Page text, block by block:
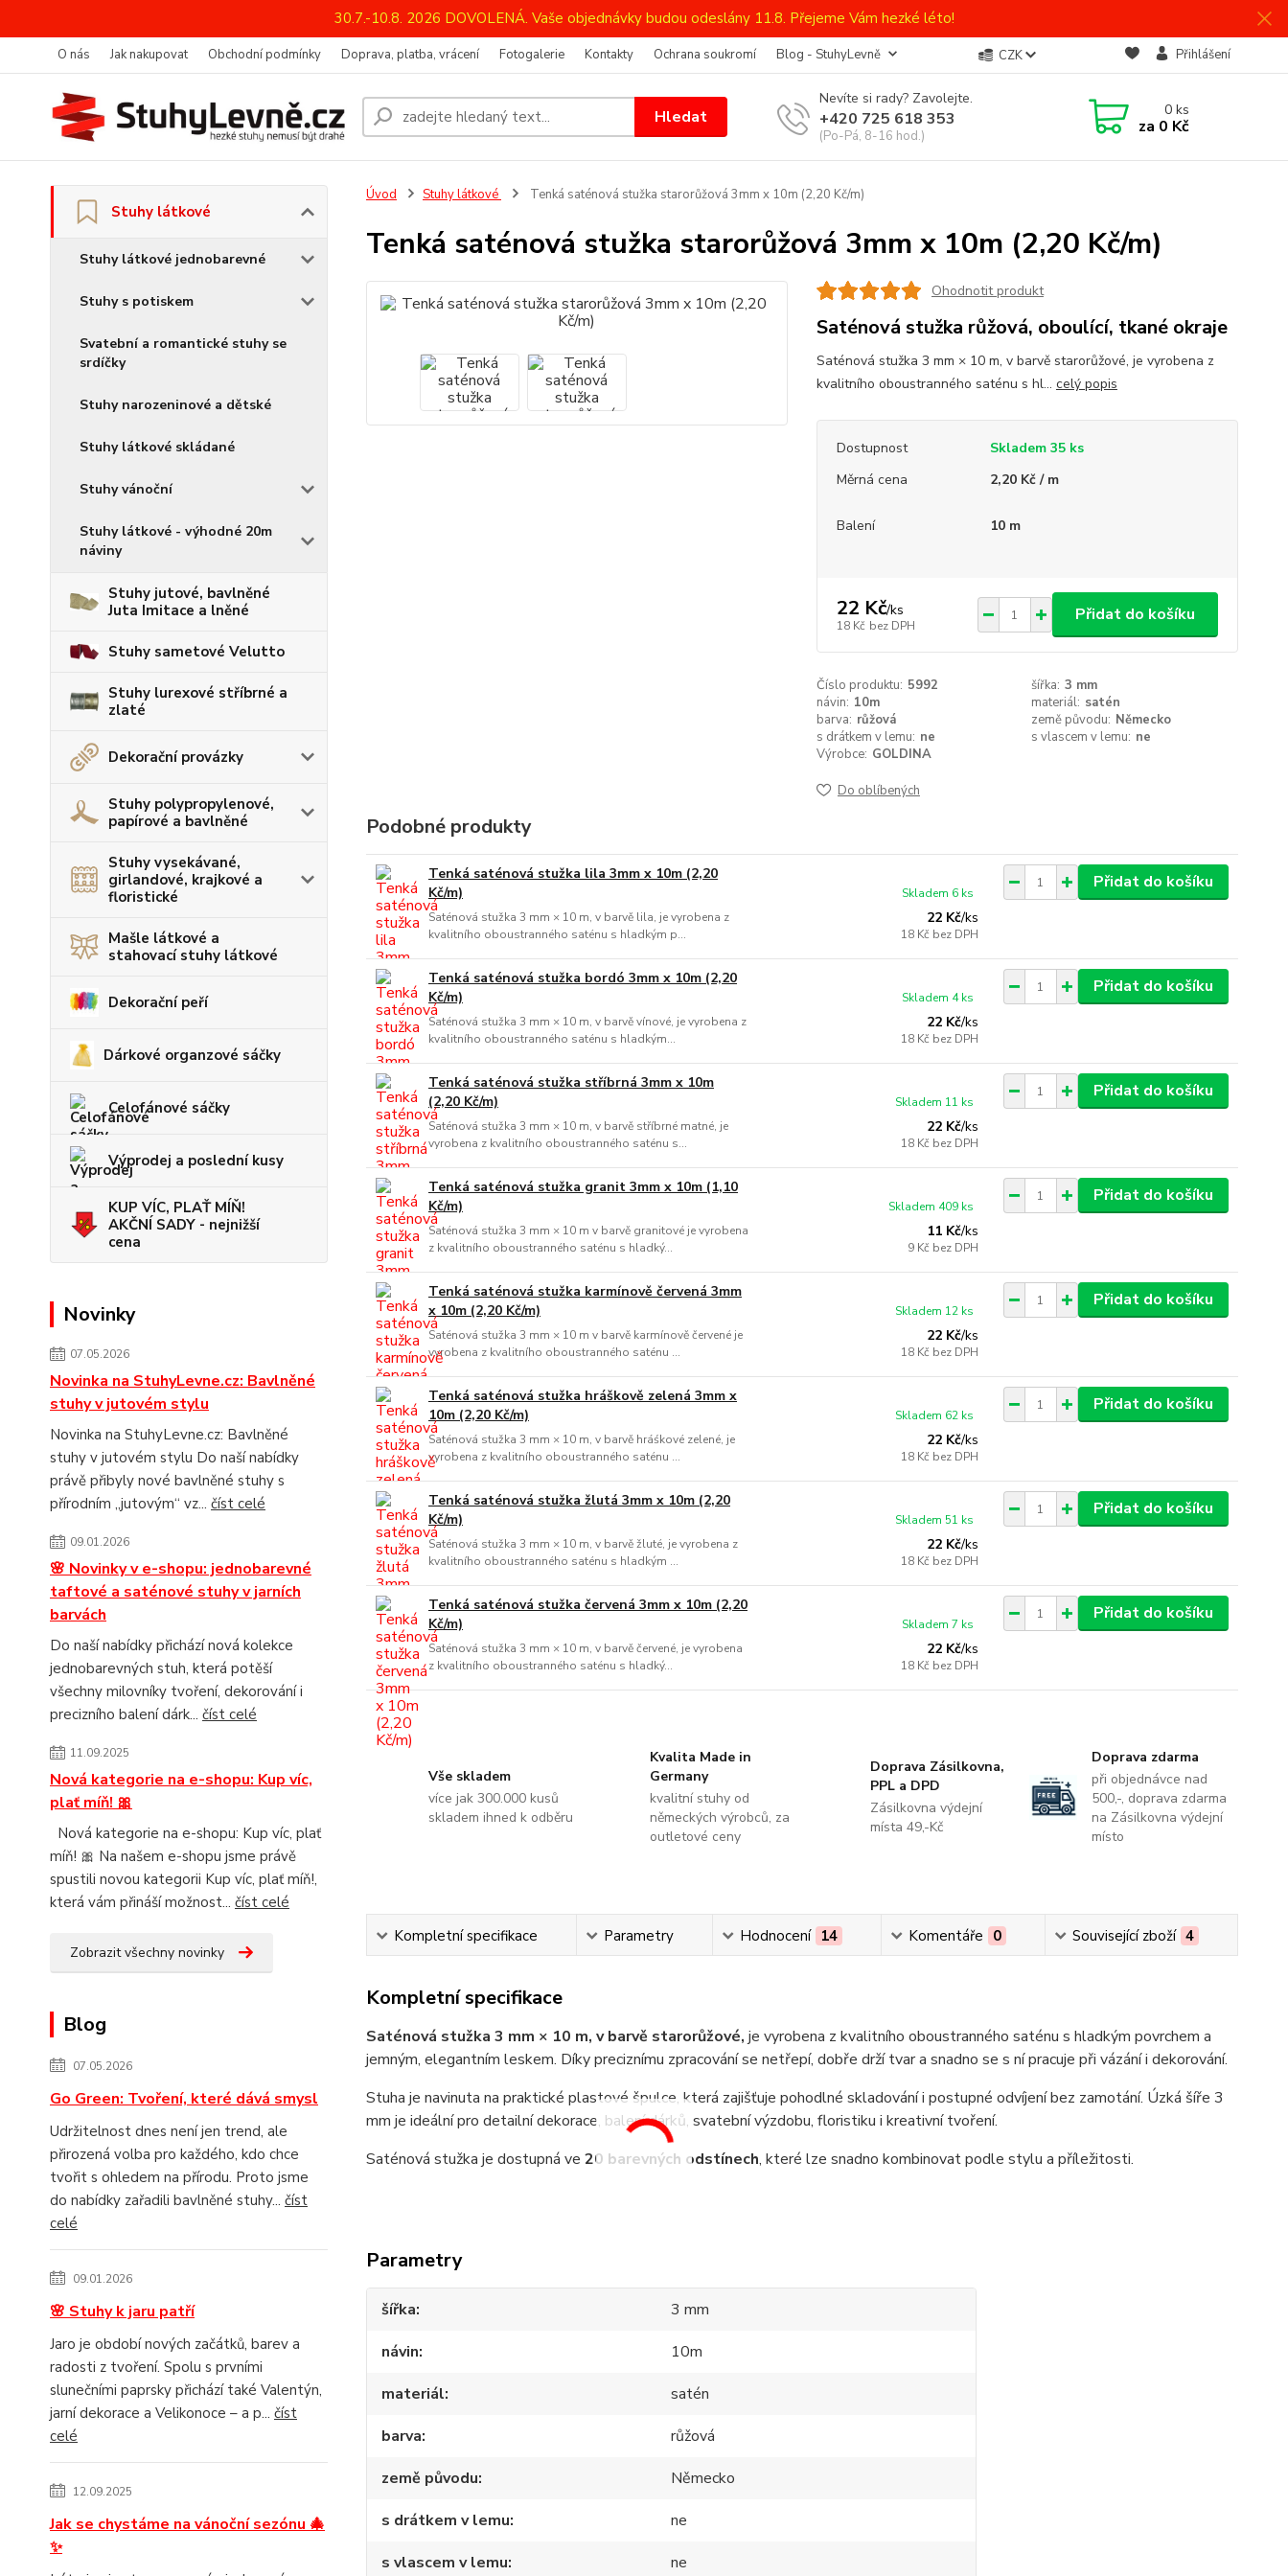
30.7.-10.8. 2026 DOVOLENÁ. Vaše objednávky budou odeslány 11.8. Přejeme Vám hezké léto!
O nás Jak nakupovat Obchodní podmínky Doprava, platba, vrácení Fotogalerie Kontakty Ochrana soukromí Blog - StuhyLevně CZK Přihlášení
Hledat
Nevíte si rady? Zavolejte.
+420 725 618 353
(Po-Pá, 8-16 hod.)
0ks
za 0 Kč
Stuhy látkové
Stuhy látkové jednobarevné
Stuhy s potiskem
Svatební a romantické stuhy se
srdíčky
Stuhy narozeninové a dětské
Stuhy látkové skládané
Stuhy vánoční
Stuhy látkové - výhodné 20m
náviny
Stuhy jutové, bavlněné
Juta Imitace a lněné
Stuhy sametové Velutto
Stuhy lurexové stříbrné a
zlaté
Dekorační provázky
Stuhy polypropylenové,
papírové a bavlněné
Stuhy vysekávané,
girlandové, krajkové a
floristické
Mašle látkové a
stahovací stuhy látkové
Dekorační peří
Dárkové organzové sáčky
Celofánové sáčky
Výprodej a poslední kusy
KUP VÍC, PLAŤ MÍŇ!
AKČNÍ SADY - nejnižší
cena
Novinky
07.05.2026
Novinka na StuhyLevne.cz: Bavlněné
stuhy v jutovém stylu
Novinka na StuhyLevne.cz: Bavlněné
stuhy v jutovém stylu Do naší nabídky
právě přibyly nové bavlněné stuhy s
přírodním „jutovým“ vz... číst celé
09.01.2026
🌸 Novinky v e-shopu: jednobarevné
taftové a saténové stuhy v jarních
barvách
Do naší nabídky přichází nová kolekce
jednobarevných stuh, která potěší
všechny milovníky tvoření, dekorování i
precizního balení dárk... číst celé
11.09.2025
Nová kategorie na e-shopu: Kup víc,
plať míň! 🎀
Nová kategorie na e-shopu: Kup víc, plať
míň! 🎀 Na našem e-shopu jsme právě
spustili novou kategorii Kup víc, plať míň!,
která vám přináší možnost... číst celé
Zobrazit všechny novinky
Blog
07.05.2026
Go Green: Tvoření, které dává smysl
Udržitelnost dnes není jen trend, ale
přirozená volba pro každého, kdo chce
tvořit s ohledem na přírodu. Proto jsme
do nabídky zařadili bavlněné stuhy... číst
celé
09.01.2026
🌸 Stuhy k jaru patří
Jaro je období nových začátků, barev a
radosti z tvoření. Spolu s prvními
slunečními paprsky přichází také Valentýn,
jarní dekorace a Velikonoce – a p... číst
celé
12.09.2025
Jak se chystáme na vánoční sezónu 🎄
✨
Úvod Stuhy látkové Tenká saténová stužka starorůžová 3mm x 10m (2,20 Kč/m)
Tenká saténová stužka starorůžová 3mm x 10m (2,20 Kč/m)
Ohodnotit produkt
Saténová stužka růžová, oboulící, tkané okraje
Saténová stužka 3 mm × 10 m, v barvě starorůžové, je vyrobena z
kvalitního oboustranného saténu s hl... celý popis
Dostupnost
Skladem 35 ks
Měrná cena
2,20 Kč / m
Balení 10 m
22 Kč/ks
18 Kč bez DPH
Přidat do košíku
Číslo produktu: 5992 šířka: 3 mm
návin: 10m materiál: satén
barva: růžová země původu: Německo
s drátkem v lemu: ne s vlascem v lemu: ne
Výrobce: GOLDINA
Do oblíbených
Podobné produkty
Tenká saténová stužka lila 3mm x 10m (2,20
Kč/m)
Saténová stužka 3 mm × 10 m, v barvě lila, je vyrobena z
kvalitního oboustranného saténu s hladkým p...
22 Kč/ks
18 Kč bez DPH
Skladem 6 ks
Přidat do košíku
Tenká saténová stužka bordó 3mm x 10m (2,20
Kč/m)
Saténová stužka 3 mm × 10 m, v barvě vínové, je vyrobena z
kvalitního oboustranného saténu s hladkým...
22 Kč/ks
18 Kč bez DPH
Skladem 4 ks
Přidat do košíku
Tenká saténová stužka stříbrná 3mm x 10m
(2,20 Kč/m)
Saténová stužka 3 mm × 10 m, v barvě stříbrné matné, je
vyrobena z kvalitního oboustranného saténu s...
22 Kč/ks
18 Kč bez DPH
Skladem 11 ks
Přidat do košíku
Tenká saténová stužka granit 3mm x 10m (1,10
Kč/m)
Saténová stužka 3 mm × 10 m v barvě granitové je vyrobena
z kvalitního oboustranného saténu s hladký...
11 Kč/ks
9 Kč bez DPH
Skladem 409 ks
Přidat do košíku
Tenká saténová stužka karmínově červená 3mm
x 10m (2,20 Kč/m)
Saténová stužka 3 mm × 10 m v barvě karmínově červené je
vyrobena z kvalitního oboustranného saténu ...
22 Kč/ks
18 Kč bez DPH
Skladem 12 ks
Přidat do košíku
Tenká saténová stužka hráškově zelená 3mm x
10m (2,20 Kč/m)
Saténová stužka 3 mm × 10 m, v barvě hráśkové zelené, je
vyrobena z kvalitního oboustranného saténu ...
22 Kč/ks
18 Kč bez DPH
Skladem 62 ks
Přidat do košíku
Tenká saténová stužka žlutá 3mm x 10m (2,20
Kč/m)
Saténová stužka 3 mm × 10 m, v barvě žluté, je vyrobena z
kvalitního oboustranného saténu s hladkým ...
22 Kč/ks
18 Kč bez DPH
Skladem 51 ks
Přidat do košíku
Tenká saténová stužka červená 3mm x 10m (2,20
Kč/m)
Saténová stužka 3 mm × 10 m, v barvě červené, je vyrobena
z kvalitního oboustranného saténu s hladký...
22 Kč/ks
18 Kč bez DPH
Skladem 7 ks
Přidat do košíku
Vše skladem
více jak 300.000 kusů
skladem ihned k odběru
Kvalita Made in
Germany
kvalitní stuhy od
německých výrobců, za
outletové ceny
Doprava Zásilkovna,
PPL a DPD
Zásilkovna výdejní
místa 49,-Kč
Doprava zdarma
při objednávce nad
500,-, doprava zdarma
na Zásilkovna výdejní
místo
Kompletní specifikace Parametry Hodnocení 14 Komentáře 0 Související zboží 4
Kompletní specifikace
Saténová stužka 3 mm × 10 m, v barvě starorůžové, je vyrobena z kvalitního oboustranného saténu s hladkým povrchem a
jemným, elegantním leskem. Díky preciznímu zpracování se netřepí, dobře drží tvar a snadno se s ní pracuje při vázání i dekorování.
Stuha je navinuta na praktické plastové špulce, která zajišťuje pohodlné skladování i postupné odvíjení bez zamotání. Úzká šíře 3
mm je ideální pro detailní dekorace, balení dárků, svatební výzdobu, floristiku i kreativní tvoření.
Saténová stužka je dostupná ve 20 barevných odstínech, které lze snadno kombinovat podle stylu a příležitosti.
Parametry
šířka
3 mm
návin
10m
materiál
satén
barva
růžová
země původu
Německo
s drátkem v lemu
ne
s vlascem v lemu
ne